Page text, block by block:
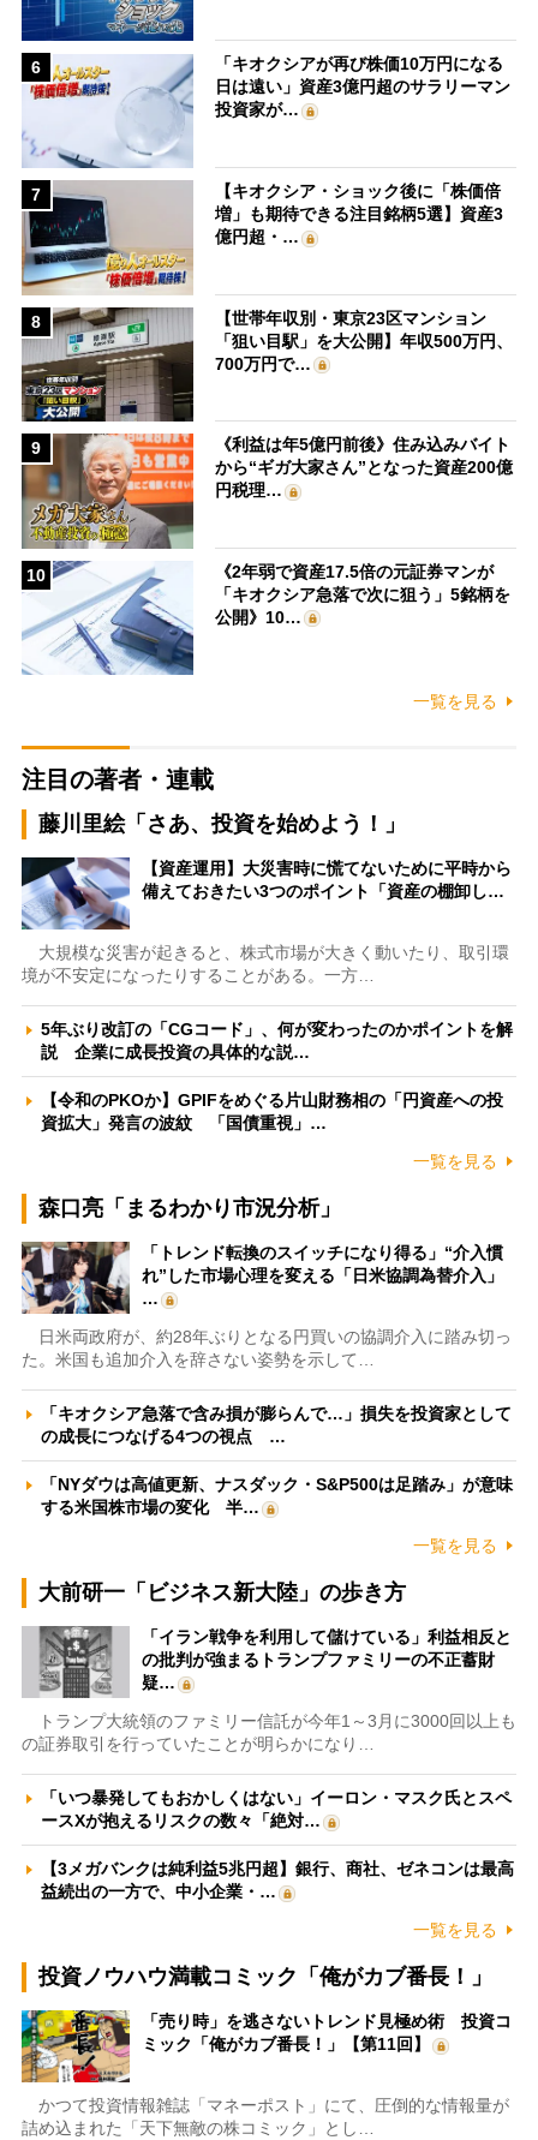
6
「キオクシアが再び株価10万円になる
日は遠い」資産3億円超のサラリーマン
投資家が…
7
【キオクシア・ショック後に「株価倍
増」も期待できる注目銘柄5選】資産3
億円超・…
8
【世帯年収別・東京23区マンション
「狙い目駅」を大公開】年収500万円、
700万円で…
9
《利益は年5億円前後》住み込みバイト
から“ギガ大家さん”となった資産200億
円税理…
10
《2年弱で資産17.5倍の元証券マンが
「キオクシア急落で次に狙う」5銘柄を
公開》10…
一覧を見る
注目の著者・連載
藤川里絵「さあ、投資を始めよう！」
【資産運用】大災害時に慌てないために平時から
備えておきたい3つのポイント「資産の棚卸し…
大規模な災害が起きると、株式市場が大きく動いたり、取引環
境が不安定になったりすることがある。一方…
5年ぶり改訂の「CGコード」、何が変わったのかポイントを解
説 企業に成長投資の具体的な説…
【令和のPKOか】GPIFをめぐる片山財務相の「円資産への投
資拡大」発言の波紋 「国債重視」…
一覧を見る
森口亮「まるわかり市況分析」
「トレンド転換のスイッチになり得る」“介入慣
れ”した市場心理を変える「日米協調為替介入」
…
日米両政府が、約28年ぶりとなる円買いの協調介入に踏み切っ
た。米国も追加介入を辞さない姿勢を示して…
「キオクシア急落で含み損が膨らんで…」損失を投資家として
の成長につなげる4つの視点 …
「NYダウは高値更新、ナスダック・S&P500は足踏み」が意味
する米国株市場の変化 半…
一覧を見る
大前研一「ビジネス新大陸」の歩き方
「イラン戦争を利用して儲けている」利益相反と
の批判が強まるトランプファミリーの不正蓄財
疑…
トランプ大統領のファミリー信託が今年1～3月に3000回以上も
の証券取引を行っていたことが明らかになり…
「いつ暴発してもおかしくはない」イーロン・マスク氏とスペ
ースXが抱えるリスクの数々「絶対…
【3メガバンクは純利益5兆円超】銀行、商社、ゼネコンは最高
益続出の一方で、中小企業・…
一覧を見る
投資ノウハウ満載コミック「俺がカブ番長！」
「売り時」を逃さないトレンド見極め術 投資コ
ミック「俺がカブ番長！」【第11回】
かつて投資情報雑誌「マネーポスト」にて、圧倒的な情報量が
詰め込まれた「天下無敵の株コミック」とし…